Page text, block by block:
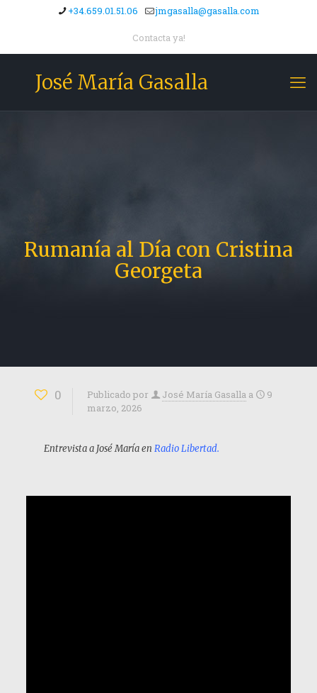
+34.659.01.51.06 jmgasalla@gasalla.com
Contacta ya!
José María Gasalla
Rumanía al Día con Cristina
Georgeta
0 Publicado por José María Gasalla a
9
marzo, 2026
Entrevista a José María en Radio Libertad.